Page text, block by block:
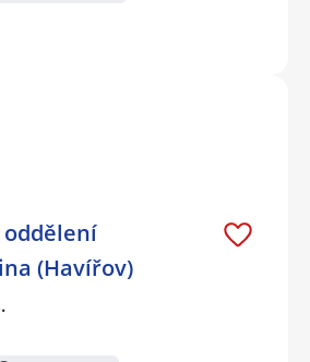
oddělení
(Havířov)